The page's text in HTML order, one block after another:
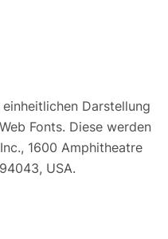
Darstellung
Fonts. Diese werden
1600 Amphitheatre
USA.